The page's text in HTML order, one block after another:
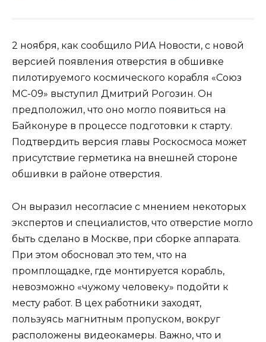
2 ноября, как сообщило РИА Новости, с новой
версией появления отверстия в обшивке
пилотируемого космического корабля «Союз
МС-09» выступил Дмитрий Рогозин. Он
предположил, что оно могло появиться на
Байконуре в процессе подготовки к старту.
Подтвердить версия главы Роскосмоса может
присутствие герметика на внешней стороне
обшивки в районе отверстия.
Он выразил несогласие с мнением некоторых
экспертов и специалистов, что отверстие могло
быть сделано в Москве, при сборке аппарата.
При этом обосновал это тем, что на
промплощадке, где монтируется корабль,
невозможно «чужому человеку» подойти к
месту работ. В цех работники заходят,
пользуясь магнитным пропуском, вокруг
расположены видеокамеры. Важно, что и